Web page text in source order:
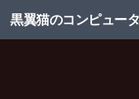
コンテンツへスキップ
黒翼猫のコンピュー